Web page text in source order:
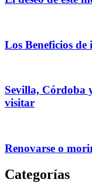
Los Beneficios
Sevilla, Córdoba
visitar
Renovarse o
Categorías